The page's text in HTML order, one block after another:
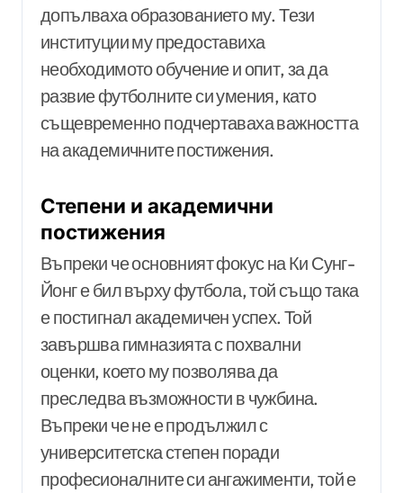
допълваха образованието му. Тези
институции му предоставиха
необходимото обучение и опит, за да
развие футболните си умения, като
същевременно подчертаваха важността
на академичните постижения.
Степени и академични
постижения
Въпреки че основният фокус на Ки Сунг-
Йонг е бил върху футбола, той също така
е постигнал академичен успех. Той
завършва гимназията с похвални
оценки, което му позволява да
преследва възможности в чужбина.
Въпреки че не е продължил с
университетска степен поради
професионалните си ангажименти, той е